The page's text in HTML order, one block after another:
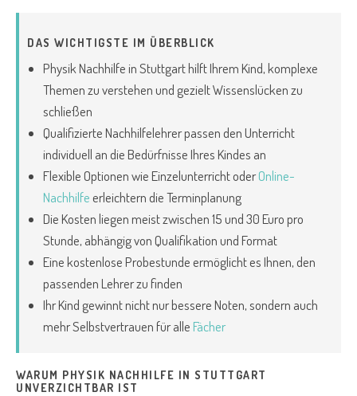
DAS WICHTIGSTE IM ÜBERBLICK
Physik Nachhilfe in Stuttgart hilft Ihrem Kind, komplexe
Themen zu verstehen und gezielt Wissenslücken zu
schließen
Qualifizierte Nachhilfelehrer passen den Unterricht
individuell an die Bedürfnisse Ihres Kindes an
Flexible Optionen wie Einzelunterricht oderOnline-
Nachhilfeerleichtern die Terminplanung
Die Kosten liegen meist zwischen 15 und 30 Euro pro
Stunde, abhängig von Qualifikation und Format
Eine kostenlose Probestunde ermöglicht es Ihnen, den
passenden Lehrer zu finden
Ihr Kind gewinnt nicht nur bessere Noten, sondern auch
mehr Selbstvertrauen für alle Fächer
WARUM PHYSIK NACHHILFE IN STUTTGART
UNVERZICHTBAR IST